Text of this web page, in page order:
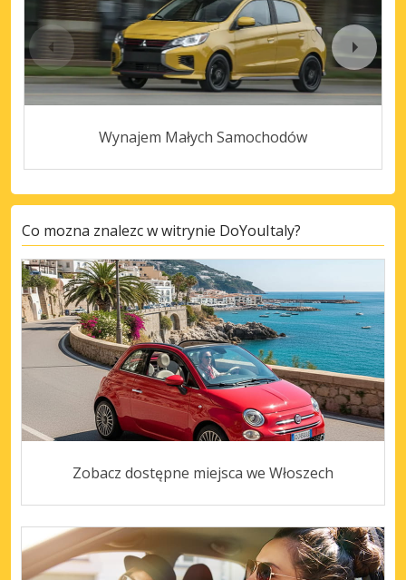
Wynajem Małych Samochodów
Co mozna znalezc w witrynie DoYouItaly?
Zobacz dostępne miejsca we Włoszech